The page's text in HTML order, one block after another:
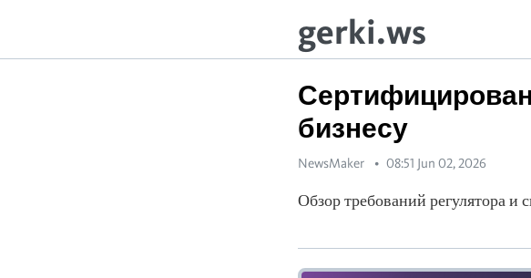
gerki.ws
бизнесу
NewsMaker 08:51 Jun 02, 2026
Обзор требований регулятора